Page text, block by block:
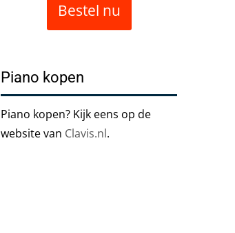
Bestel nu
Piano kopen
Piano kopen? Kijk eens op de
website van Clavis.nl.